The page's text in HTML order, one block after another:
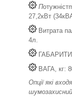
П
27,2кВт
Витрата
4л.
ВАГА, кг:
Опції які
шумозахисний